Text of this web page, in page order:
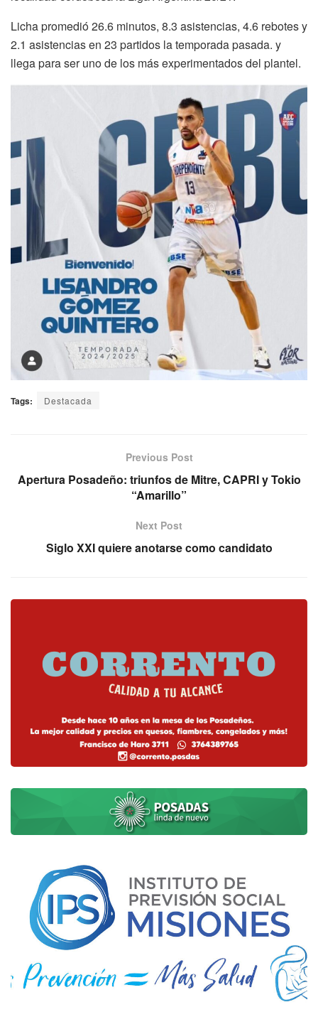
Licha promedió 26.6 minutos, 8.3 asistencias, 4.6 rebotes y
2.1 asistencias en 23 partidos la temporada pasada. y
llega para ser uno de los más experimentados del plantel.
Tags: Destacada
Previous Post
Apertura Posadeño: triunfos de Mitre, CAPRI y Tokio
“Amarillo”
Next Post
Siglo XXI quiere anotarse como candidato